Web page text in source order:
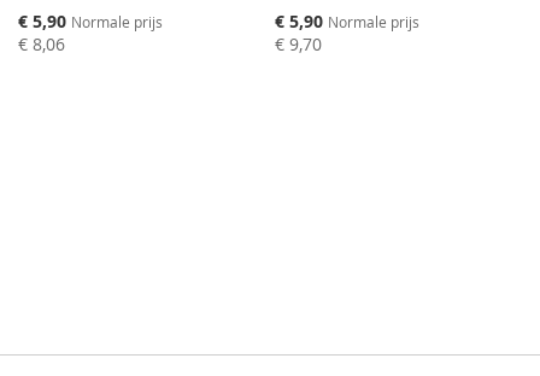
Speciale
prijs
€ 5,90 Normale prijs
€ 8,06
Speciale
prijs
€ 5,90 Normale prijs
€ 9,70